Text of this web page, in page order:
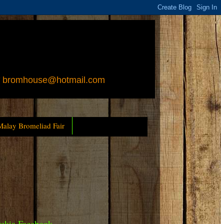
Bromeliad Fair